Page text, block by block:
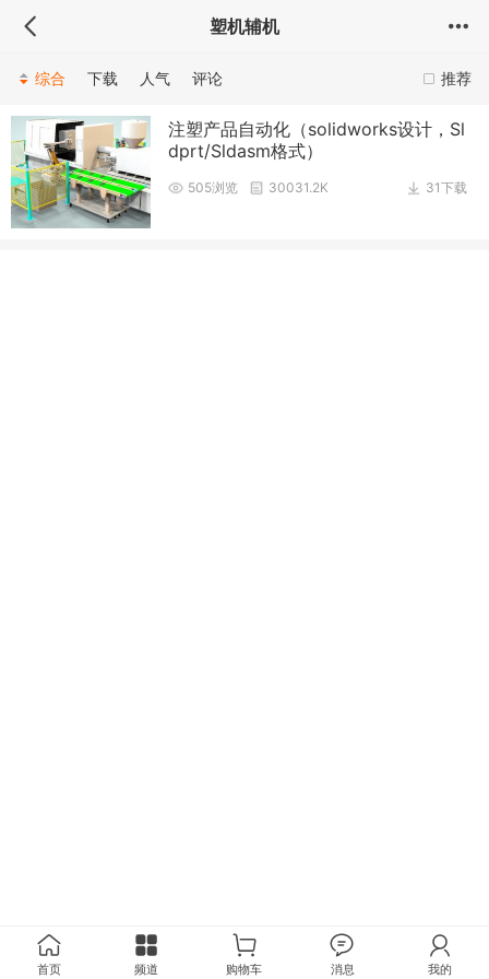
塑机辅机
推荐
综合 下载 人气 评论
注塑产品自动化（solidworks设计，Sl
dprt/Sldasm格式）
31下载
505浏览 30031.2K
首页 频道 购物车 消息 我的